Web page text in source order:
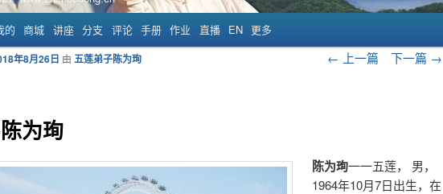
内容区域
内容区域
的 商城 讲座 分支 评论 手册 作业 直播 EN 更多
文章导航
← 上一篇 下一篇 →
为珣
年8月26日 由 五莲弟子陈为珣
陈为珣一一五莲， 男，
1964年10月7日出生，在